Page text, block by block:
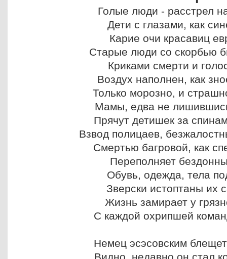
Голые люди - расстрел
Дети с глазами, как
Карие очи красавиц
Старые люди со скорбью
Криками смерти и
Воздух наполнен, как
Только морозно, и
Мамы, едва не
Прячут детишек за
Взвод полицаев,
Смертью багровой, как
Переполняет
Обувь, одежда, тела
Зверски истоптаны их
Жизнь замирает у
С каждой охрипшей
Немец эсэсовским